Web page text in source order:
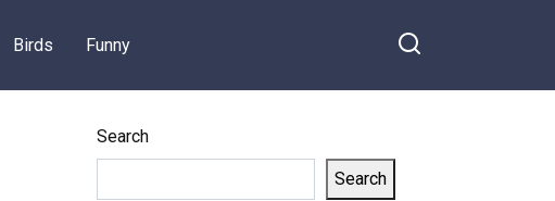
Birds Funny
Search
Search